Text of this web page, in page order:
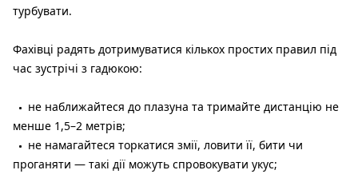
турбувати.
Фахівці радять дотримуватися кількох простих правил під
час зустрічі з гадюкою:
не наближайтеся до плазуна та тримайте дистанцію не
менше 1,5–2 метрів;
не намагайтеся торкатися змії, ловити її, бити чи
проганяти — такі дії можуть спровокувати укус;